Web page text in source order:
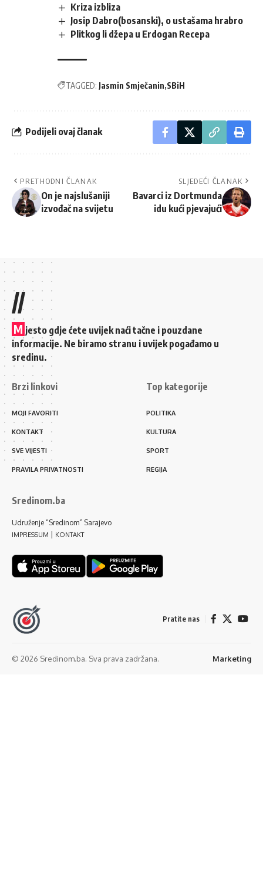
Kriza izbliza
Josip Dabro(bosanski), o ustašama hrabro
Plitkog li džepa u Erdogan Recepa
TAGGED: Jasmin Smječanin SBiH
Podijeli ovaj članak
PRETHODNI ČLANAK
On je najslušaniji
izvođač na svijetu
SLJEDEĆI ČLANAK
Bavarci iz Dortmunda
idu kući pjevajući
//
M jesto gdje ćete uvijek naći tačne i pouzdane
informacije. Ne biramo stranu i uvijek pogađamo u
sredinu.
Brzi linkovi
MOJI FAVORITI
KONTAKT
SVE VIJESTI
PRAVILA PRIVATNOSTI
Top kategorije
POLITIKA
KULTURA
SPORT
REGIJA
Sredinom.ba
Udruženje “Sredinom” Sarajevo
IMPRESSUM KONTAKT
Pratite nas
© 2026 Sredinom.ba. Sva prava zadržana. Marketing